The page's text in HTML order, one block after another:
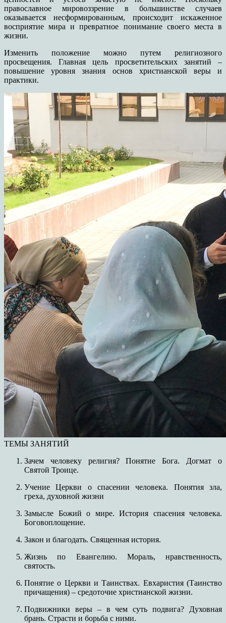
православное мировоззрение в большинстве случаев
оказывается несформированным, происходит искаженное
восприятие мира и превратное понимание своего места в
жизни.
Изменить положение можно путем религиозного
просвещения. Главная цель просветительских занятий –
повышение уровня знания основ христианской веры и
практики.
ТЕМЫ ЗАНЯТИЙ
Зачем человеку религия? Понятие Бога. Догмат о
Святой Троице.
Учение Церкви о спасении человека. Понятия зла,
греха, духовной жизни
Замысле Божий о мире. История спасения человека.
Боговоплощение.
Закон и благодать. Священная история.
Жизнь по Евангелию. Мораль, нравственность,
святость.
Понятие о Церкви и Таинствах. Евхаристия (Таинство
причащения) – средоточие христианской жизни.
Подвижники веры – в чем суть подвига? Духовная
брань. Страсти и борьба с ними.